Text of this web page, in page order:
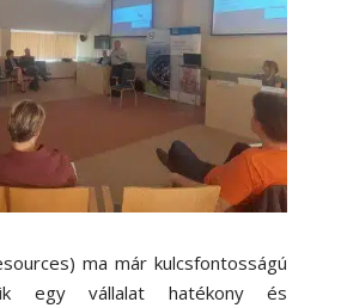
ma már kulcsfontosságú
egy vállalat hatékony és